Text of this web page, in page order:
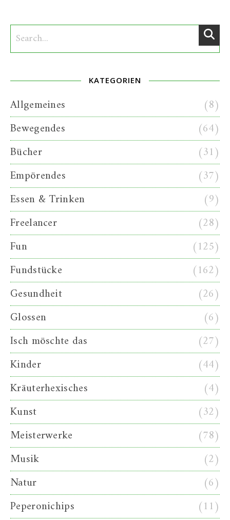
KATEGORIEN
Allgemeines
(8)
Bewegendes
(64)
Bücher
(31)
Empörendes
(37)
Essen & Trinken
(9)
Freelancer
(28)
Fun
(125)
Fundstücke
(162)
Gesundheit
(26)
Glossen
(6)
Isch möschte das
(27)
Kinder
(44)
Kräuterhexisches
(4)
Kunst
(32)
Meisterwerke
(78)
Musik
(2)
Natur
(6)
Peperonichips
(11)